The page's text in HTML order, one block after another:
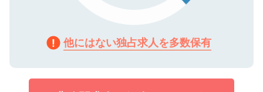
他にはない独占求人を多数保有